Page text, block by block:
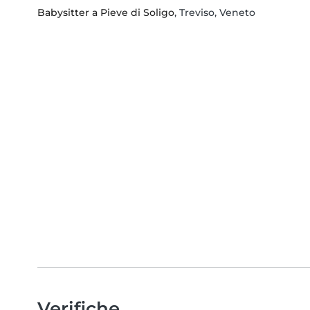
Babysitter a Pieve di Soligo, Treviso, Veneto